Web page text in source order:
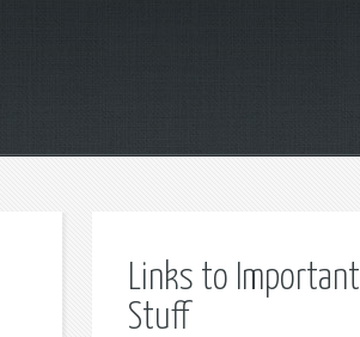
Links to Important
Stuff